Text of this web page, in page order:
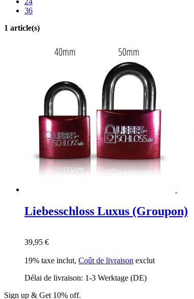
36
1 article(s)
Liebesschloss Luxus (Groupon)
39,95 €
19% taxe inclut, Coût de livraison exclut
Délai de livraison: 1-3 Werktage (DE)
Sign up & Get 10% off.